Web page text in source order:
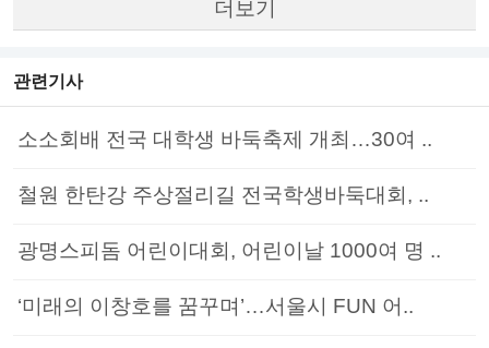
더보기
관련기사
소소회배 전국 대학생 바둑축제 개최…30여 ..
철원 한탄강 주상절리길 전국학생바둑대회, ..
광명스피돔 어린이대회, 어린이날 1000여 명 ..
‘미래의 이창호를 꿈꾸며’…서울시 FUN 어..